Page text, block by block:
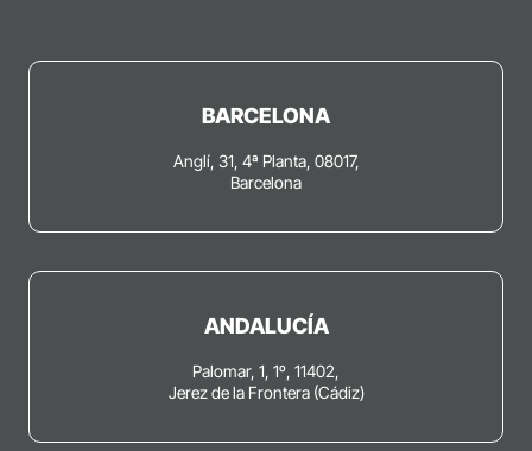
BARCELONA
Anglí, 31, 4ª Planta, 08017,
Barcelona
ANDALUCÍA
Palomar, 1, 1º, 11402,
Jerez de la Frontera (Cádiz)